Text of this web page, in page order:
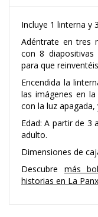
Incluye 1 linterna y
Adéntrate en tres
con 8 diapositivas
para que
Encendida la
las imágenes en
con la luz
Edad: A partir de 3
adulto.
Dimensiones de
Descubre más
historias en La